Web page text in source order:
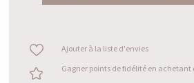
Ajouter à la liste d'envies
Gagner points de fidélité en achetant